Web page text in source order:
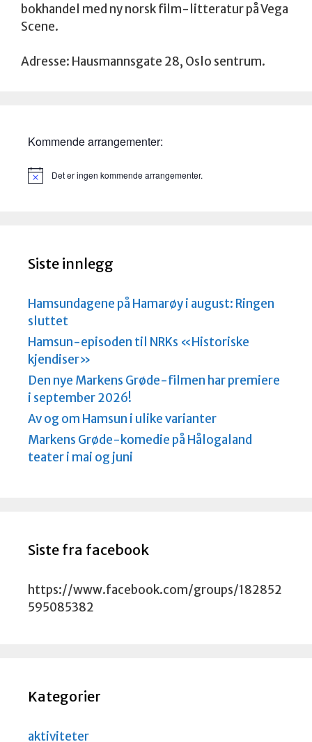
bokhandel med ny norsk film-litteratur på Vega
Scene.
Adresse: Hausmannsgate 28, Oslo sentrum.
Kommende arrangementer:
M
Det er ingen kommende arrangementer.
Siste innlegg
Hamsundagene på Hamarøy i august: Ringen
sluttet
Hamsun-episoden til NRKs «Historiske
kjendiser»
Den nye Markens Grøde-filmen har premiere
i september 2026!
Av og om Hamsun i ulike varianter
Markens Grøde-komedie på Hålogaland
teater i mai og juni
Siste fra facebook
https://www.facebook.com/groups/182852
595085382
Kategorier
aktiviteter